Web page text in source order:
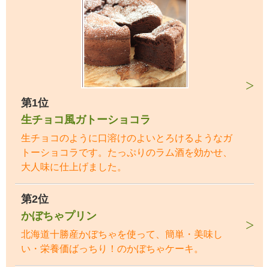
第1位
生チョコ風ガトーショコラ
生チョコのように口溶けのよいとろけるようなガ
トーショコラです。たっぷりのラム酒を効かせ、
大人味に仕上げました。
第2位
かぼちゃプリン
北海道十勝産かぼちゃを使って、簡単・美味し
い・栄養価ばっちり！のかぼちゃケーキ。